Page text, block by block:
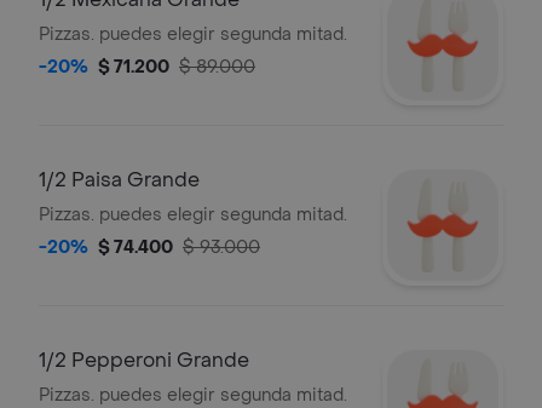
Pizzas. puedes elegir segunda mitad.
-20% $ 71.200 $ 89.000
1/2 Paisa Grande
Pizzas. puedes elegir segunda mitad.
-20% $ 74.400 $ 93.000
1/2 Pepperoni Grande
Pizzas. puedes elegir segunda mitad.